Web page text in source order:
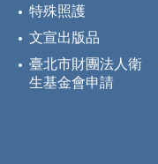
特殊照護
文宣出版品
臺北市財團法人衛
生基金會申請